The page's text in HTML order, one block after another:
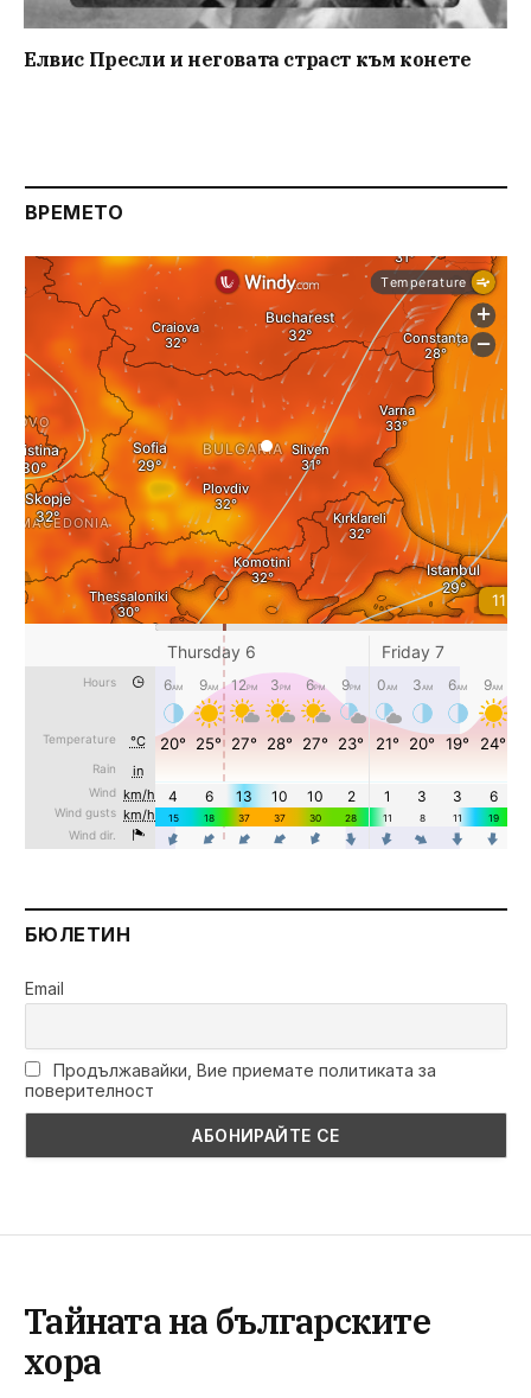
Елвис Пресли и неговата страст към конете
ВРЕМЕТО
БЮЛЕТИН
Email
Продължавайки, Вие приемате политиката за
поверителност
Тайната на българските
хoра